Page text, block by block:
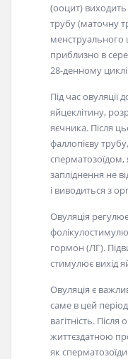
(ооцит) виходить
трубу (маточну
менструального
приблизно в
28-денному
Під час овуляції
яйцеклітину,
яєчника. Після
фаллопієву
сперматозоїдом,
запліднення не
і виводиться з
Овуляція
гормон (ЛГ).
стимулює вихід
Овуляція є
саме в цей
вагітність.
життєздатною
як